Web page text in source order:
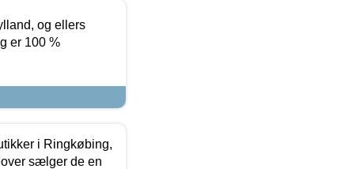
og ellers
er 100 %
i Ringkøbing,
sælger de en